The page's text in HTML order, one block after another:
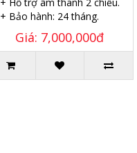
+ Bảo hành: 24 tháng.
Giá: 7,000,000đ